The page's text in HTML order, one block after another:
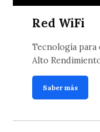
Red WiFi
Tecnología para
Alto
Saber más